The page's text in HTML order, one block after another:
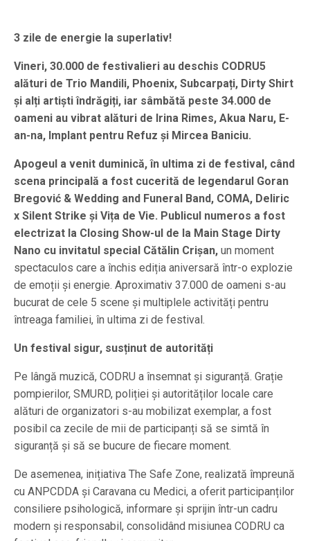
3 zile de energie la superlativ!
Vineri, 30.000 de festivalieri au deschis CODRU5
alături de Trio Mandili, Phoenix, Subcarpați, Dirty Shirt
și alți artiști îndrăgiți, iar sâmbătă peste 34.000 de
oameni au vibrat alături de Irina Rimes, Akua Naru, E-
an-na, Implant pentru Refuz și Mircea Baniciu.
Apogeul a venit duminică, în ultima zi de festival, când
scena principală a fost cucerită de legendarul Goran
Bregović & Wedding and Funeral Band, COMA, Deliric
x Silent Strike și Vița de Vie. Publicul numeros a fost
electrizat la Closing Show-ul de la Main Stage Dirty
Nano cu invitatul special Cătălin Crișan, un moment
spectaculos care a închis ediția aniversară într-o explozie
de emoții și energie. Aproximativ 37.000 de oameni s-au
bucurat de cele 5 scene și multiplele activități pentru
întreaga familiei, în ultima zi de festival.
Un festival sigur, susținut de autorități
Pe lângă muzică, CODRU a însemnat și siguranță. Grație
pompierilor, SMURD, poliției și autorităților locale care
alături de organizatori s-au mobilizat exemplar, a fost
posibil ca zecile de mii de participanți să se simtă în
siguranță și să se bucure de fiecare moment.
De asemenea, inițiativa The Safe Zone, realizată împreună
cu ANPCDDA și Caravana cu Medici, a oferit participanților
consiliere psihologică, informare și sprijin într-un cadru
modern și responsabil, consolidând misiunea CODRU ca